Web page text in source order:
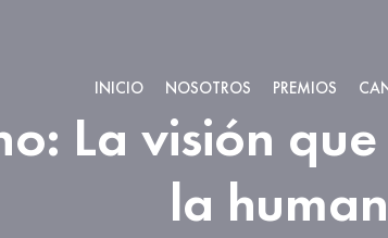
INICIO NOSOTROS PREMIOS
La visión
la